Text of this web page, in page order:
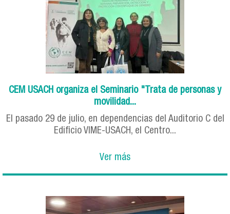
CEM USACH organiza el Seminario "Trata de personas y
movilidad...
El pasado 29 de julio, en dependencias del Auditorio C del
Edificio VIME-USACH, el Centro...
Ver más